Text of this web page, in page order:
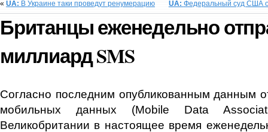
« UA: В Украине таки проведут ренумерацию UA: Федеральный суд США
Британцы еженедельно
миллиард SMS
Согласно последним опубликованным данным
мобильных данных (Mobile Data
Великобритании в настоящее время